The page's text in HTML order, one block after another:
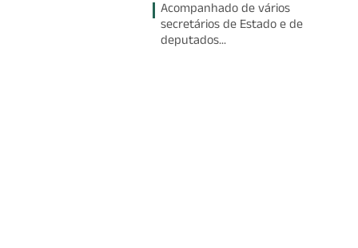
Acompanhado de vários
secretários de Estado e de
deputados...